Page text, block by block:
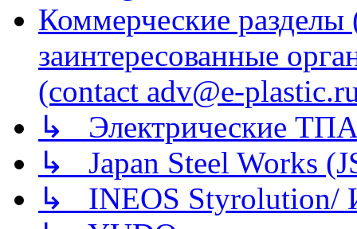
Коммерческие
заинтересованные
(contact adv@e-
↳ Электрические
↳ Japan Steel Works
↳ INEOS